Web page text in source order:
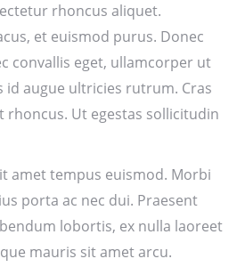
rhoncus aliquet.
et euismod purus. Donec
convallis eget, ullamcorper ut
id augue ultricies rutrum. Cras
rhoncus. Ut egestas sollicitudin
amet tempus euismod. Morbi
porta ac nec dui. Praesent
lobortis, ex nulla laoreet
mauris sit amet arcu.